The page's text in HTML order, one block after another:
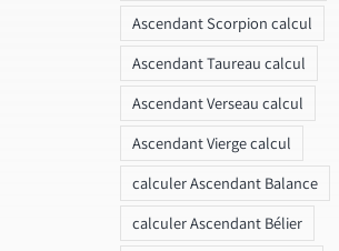
Ascendant Scorpion calcul
Ascendant Taureau calcul
Ascendant Verseau calcul
Ascendant Vierge calcul
calculer Ascendant Balance
calculer Ascendant Bélier